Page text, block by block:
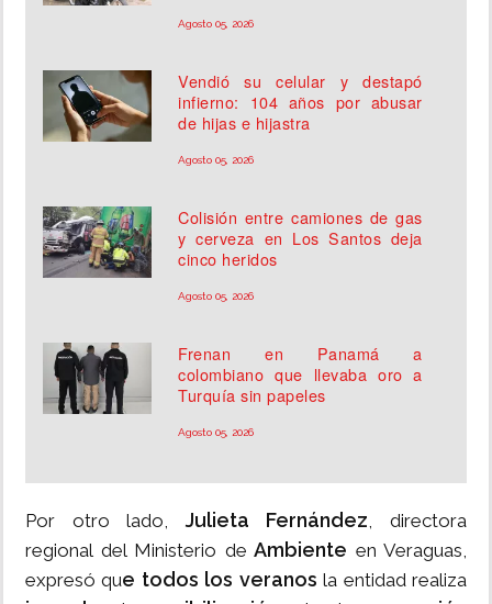
Agosto 05, 2026
Vendió su celular y destapó
infierno: 104 años por abusar
de hijas e hijastra
Agosto 05, 2026
Colisión entre camiones de gas
y cerveza en Los Santos deja
cinco heridos
Agosto 05, 2026
Frenan en Panamá a
colombiano que llevaba oro a
Turquía sin papeles
Agosto 05, 2026
Por otro lado, Julieta Fernández, directora
regional del Ministerio de Ambiente en Veraguas,
expresó que todos los veranos la entidad realiza